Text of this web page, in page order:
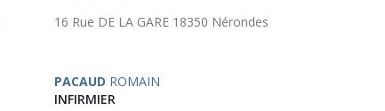
16 Rue DE LA GARE 18350 Nérondes
PACAUD ROMAIN
INFIRMIER